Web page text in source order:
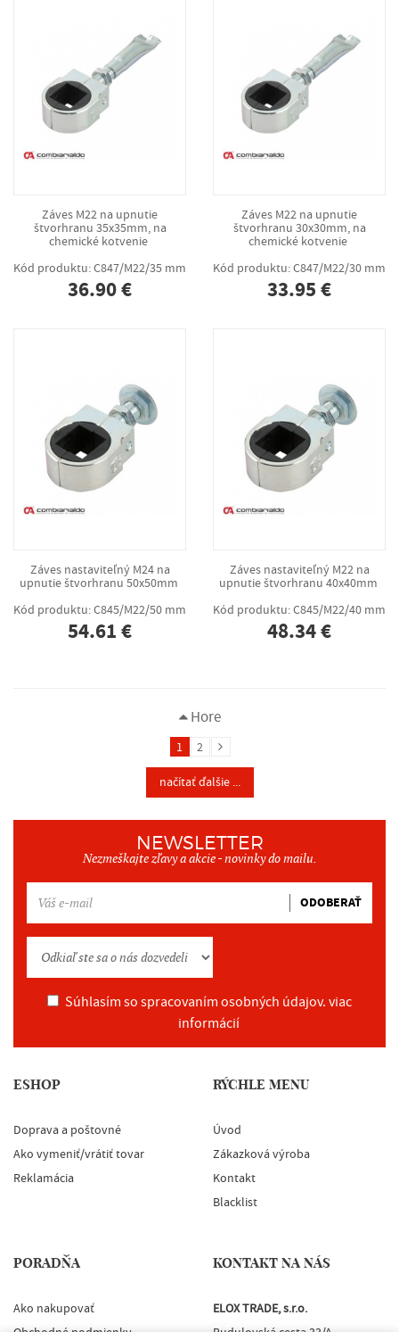
Záves M22 na upnutie
štvorhranu 35x35mm, na
chemické kotvenie
Kód produktu: C847/M22/35 mm
36.90 €
Záves M22 na upnutie
štvorhranu 30x30mm, na
chemické kotvenie
Kód produktu: C847/M22/30 mm
33.95 €
Záves nastaviteľný M24 na
upnutie štvorhranu 50x50mm
Kód produktu: C845/M22/50 mm
54.61 €
Záves nastaviteľný M22 na
upnutie štvorhranu 40x40mm
Kód produktu: C845/M22/40 mm
48.34 €
Hore
1 2
načítať ďalšie ...
NEWSLETTER
Nezmeškajte zľavy a akcie - novinky do mailu.
ODOBERAŤ
Súhlasím so spracovaním osobných údajov. viac
informácií
ESHOP
Doprava a poštovné
Ako vymeniť/vrátiť tovar
Reklamácia
RÝCHLE MENU
Úvod
Zákazková výroba
Kontakt
Blacklist
PORADŇA
Ako nakupovať
KONTAKT NA NÁS
ELOX TRADE, s.r.o.